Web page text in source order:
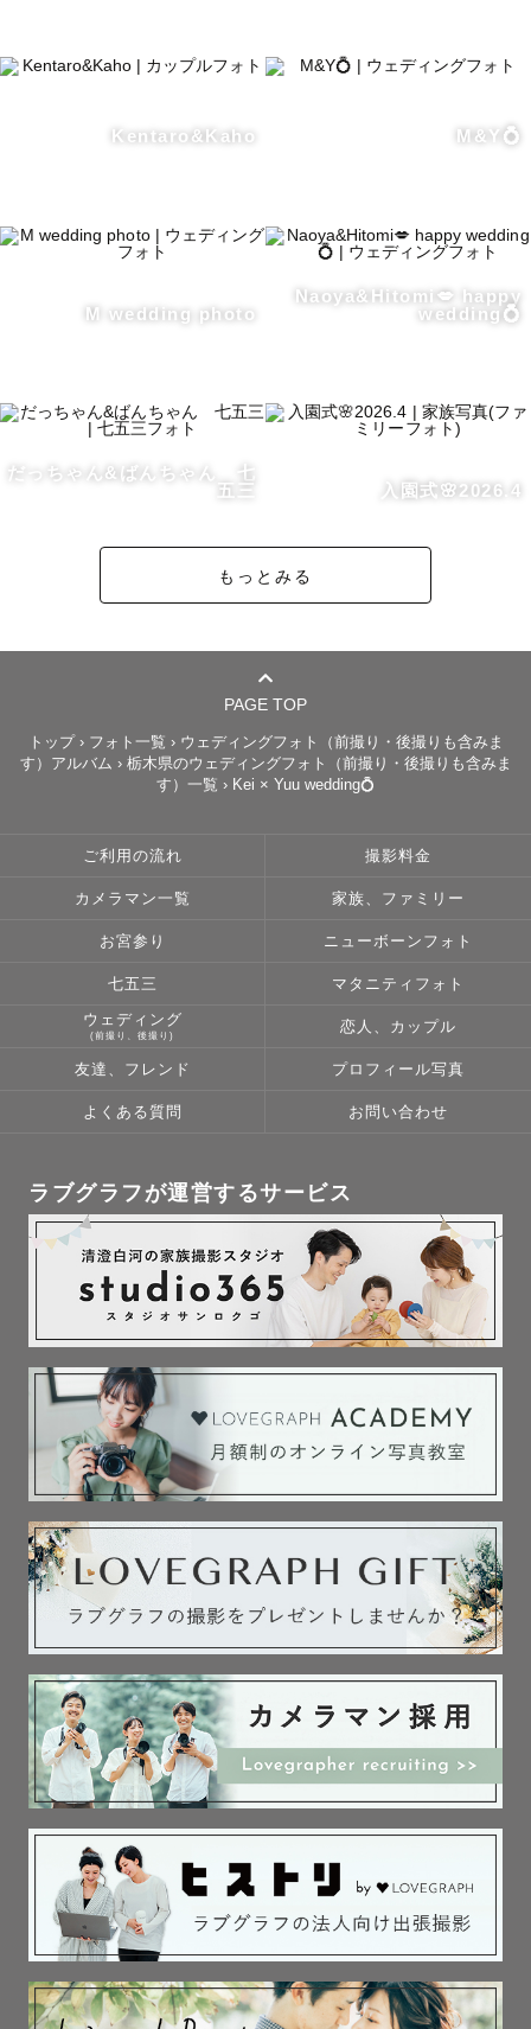
が溢れてくるような、そんな写真をお届けします。
ください🌱
みなさまの想いを大切に大切にカタチにします。
普段のおふたりの雰囲気も、いつもと違うおふたりも大切
誕生日、記念日、旅行、プロポーズなど大切な日や何気な
い日常の思い出作りのお手伝いさせてください！
夏休みの思い出、放課後のいつも通りの日常、大切な友達
との「今」しかない瞬間を。
に過ごした仲間たちとのお写真残しませんか。
困った時に見返して背中を押してくれるような、元気をも
らえるようなお写真を撮影いたします。
🌿成人式
素敵なお着物を大人になった姿で。
お友達と、恋人と、ご両親と、どんなシチュエーションも
大歓迎です！
🌿マタニティ
家族が増える楽しみが膨らみますように。
ままとぱぱの「元気に産まれてきてね」の気持ちが伝わる
よう心を込めて撮影させていただきます。
ままの体調を考慮し、休憩を挟みつつ撮影いたしますので
ご安心ください。
🌿ニューボーン
産まれてからほんの少しの間しか撮れない新生児さんのと
びきり可愛いお写真を。
ままと赤ちゃんのペースに合わせて撮影いたしますのでご
安心ください。
背景とカゴの組み合わせ、イメージなどご相談の上撮影さ
せていただきます！
🌿お宮参り(お食い初め)・七五三
大切なお子様のお祝いの日、成長した姿をカタチに。
お宮参りでは初めてのお祝い事の愛おしい瞬間を、七五三
ではお子様の年齢に合わせた成長が感じられるようなお写
真をお届けします。
元気いっぱいなお子様も、恥ずかしがり屋さんなお子様
も、みなさまのペースに合わせて一緒に楽しみながら撮影
いたします。
Kentaro&Kaho M&Y💍
M wedding photo
Naoya&Hitomi💋 happy
wedding💍
だっちゃん&ばんちゃん 七
五三
入園式🌸2026.4
もっとみる
PAGE TOP
トップ› フォト一覧 › ウェディングフォト（前撮り・後撮りも含みま
す）アルバム › 栃木県のウェディングフォト（前撮り・後撮りも含みま
す）一覧 › Kei × Yuu wedding💍
ご利用の流れ 撮影料金
カメラマン一覧 家族、ファミリー
お宮参り ニューボーンフォト
七五三 マタニティフォト
ウェディング
(前撮り、後撮り)
恋人、カップル
友達、フレンド プロフィール写真
よくある質問 お問い合わせ
ラブグラフが運営するサービス